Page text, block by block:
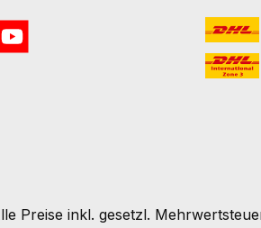
YouTube DHL
Preise inkl. gesetzl.